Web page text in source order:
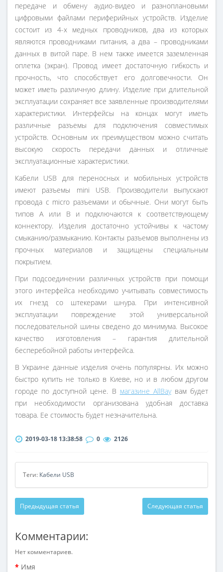
передаче и обмену аудио-видео и разноплановыми
цифровыми файлами периферийных устройств. Изделие
состоит из 4-х медных проводников, два из которых
являются проводниками питания, а два – проводниками
данных в витой паре. В нем также имеется заземленная
оплетка (экран). Провод имеет достаточную гибкость и
прочность, что способствует его долговечности. Он
может иметь различную длину. Изделие при длительной
эксплуатации сохраняет все заявленные производителями
характеристики. Интерфейсы на концах могут иметь
различные разъемы для подключения совместимых
устройств. Основным их преимуществом можно считать
высокую скорость передачи данных и отличные
эксплуатационные характеристики.
Кабели USB для переносных и мобильных устройств
имеют разъемы mini USB. Производители выпускают
провода с micro разъемами и обычные. Они могут быть
типов А или B и подключаются к соответствующему
коннектору. Изделия достаточно устойчивы к частому
смыканию/размыканию. Контакты разъемов выполнены из
прочных материалов и защищены специальным
покрытием.
При подсоединении различных устройств при помощи
этого интерфейса необходимо учитывать совместимость
их гнезд со штекерами шнура. При интенсивной
эксплуатации повреждение этой универсальной
последовательной шины сведено до минимума. Высокое
качество изготовления – гарантия длительной
бесперебойной работы интерфейса.
В Украине данные изделия очень популярны. Их можно
быстро купить не только в Киеве, но и в любом другом
городе по доступной цене. В магазине AllBayвам будет
при необходимости организована удобная доставка
товара. Ее стоимость будет незначительна.
2019-03-18 13:38:58 0 2126
Теги: Кабели USB
Предыдущая статья Следующая статья
Комментарии:
Нет комментариев.
Имя